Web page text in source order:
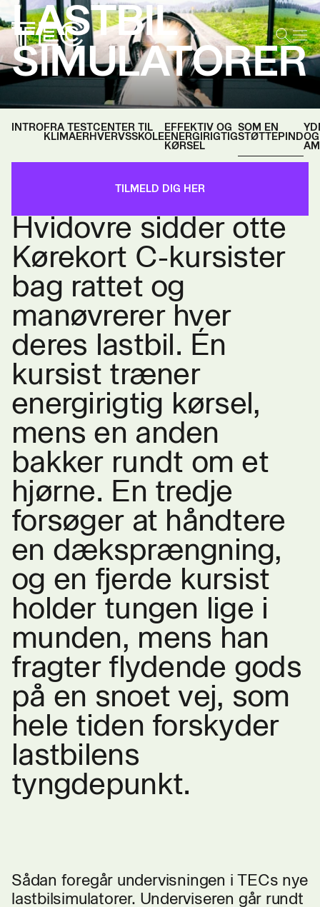
LASTBIL
SIMULATORER
INTROFRA TESTCENTER TIL
KLIMAERHVERVSSKOLE
EFFEKTIV OG
ENERGIRIGTIG
KØRSEL
SOM EN
STØTTEPINDOG
TILMELD DIG HER
I en lille blå bygning i
Hvidovre sidder otte
Kørekort C-kursister
bag rattet og
manøvrerer hver
deres lastbil. Én
kursist træner
energirigtig kørsel,
mens en anden
bakker rundt om et
hjørne. En tredje
forsøger at håndtere
en dæksprængning,
og en fjerde kursist
holder tungen lige i
munden, mens han
fragter flydende gods
på en snoet vej, som
hele tiden forskyder
lastbilens
tyngdepunkt.
Sådan foregår undervisningen i TECs nye
lastbilsimulatorer. Underviseren går rundt